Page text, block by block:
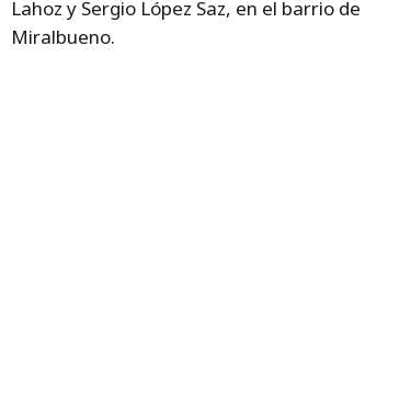
Lahoz y Sergio López Saz, en el barrio de
Miralbueno.